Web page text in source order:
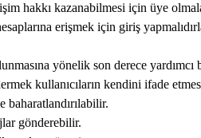
hakkı kazanabilmesi için üye
erişmek için giriş
yönelik son derece yardımcı
kullanıcıların kendini ifade
gönderebilir.